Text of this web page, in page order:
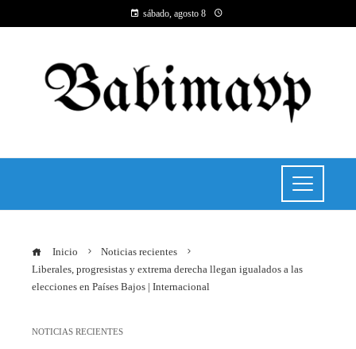
sábado, agosto 8
Inicio
Noticias recientes
Liberales, progresistas y extrema derecha llegan igualados a las
elecciones en Países Bajos | Internacional
NOTICIAS RECIENTES